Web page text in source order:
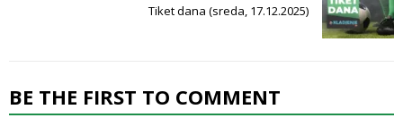
Tiket dana (sreda, 17.12.2025)
BE THE FIRST TO COMMENT